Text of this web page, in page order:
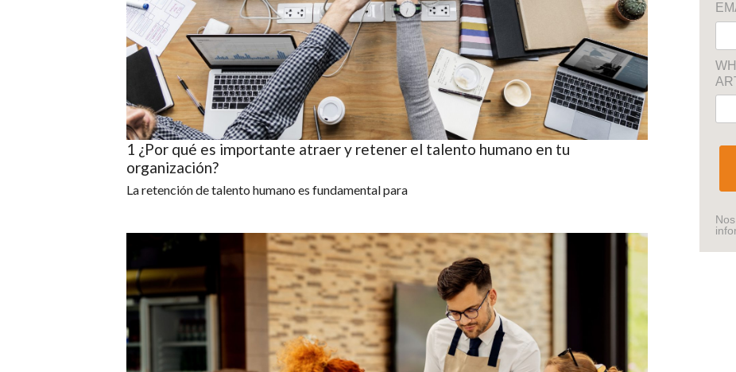
1 ¿Por qué es importante atraer y retener el talento humano en tu
organización?
La retención de talento humano es fundamental para